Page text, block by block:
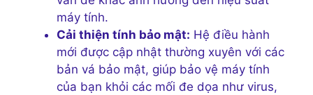
máy tính.
Cải thiện tính bảo mật: Hệ điều hành
mới được cập nhật thường xuyên với các
bản vá bảo mật, giúp bảo vệ máy tính
của bạn khỏi các mối đe dọa như virus,